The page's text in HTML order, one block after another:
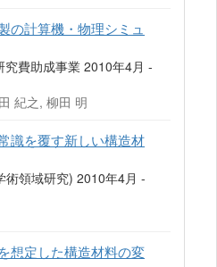
の計算機・物理シミュ
究費助成事業 2010年4月 -
紀之, 柳田 明
識を覆す新しい構造材
術領域研究) 2010年4月 -
想定した構造材料の変